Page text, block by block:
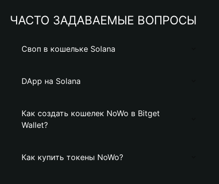
ЧАСТО ЗАДАВАЕМЫЕ ВОПРОСЫ
Своп в кошельке Solana
DApp на Solana
Как создать кошелек NoWo в Bitget
Wallet?
Как купить токены NoWo?